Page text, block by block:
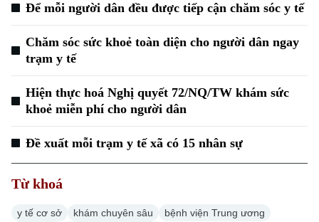
Chuyên mục
Thời sự
Hà Nội
Để mỗi người dân đều được tiếp cận chăm sóc y tế
Chăm sóc sức khoẻ toàn diện cho người dân ngay
trạm y tế
Hiện thực hoá Nghị quyết 72/NQ/TW khám sức
khoẻ miễn phí cho người dân
Đề xuất mỗi trạm y tế xã có 15 nhân sự
Từ khoá
y tế cơ sở khám chuyên sâu
bệnh viện Trung ương